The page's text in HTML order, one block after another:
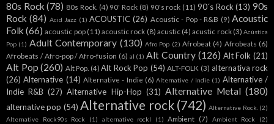
80s Rock (78) 80s Rock. (4) 90' Rock (8) 90's rock (11) 90´s Rock (13) 90s
Rock (84) Acid Jazz (1) ACOUSTIC (26) Acoustic - Pop - R&B (9) Acoustic
Folk (66) acoustic pop (11) acoustic rock (8) acustic (4) acustic rock (3) Acústica
Pop (1) Adult Contemporary (130) Afro Pop (2) Afrobeat (4) Afrobeats (6)
Afrobeats / Afro-pop / Afro-fusion (6) al (1) Alt Country (126) Alt Folk (21)
Alt Pop (260) Alt Pop. (4) Alt Rock Pop (54) ALT-FOLK (3) alternativa rock
(26) Alternative (14) Alternative - Indie (6) Alternative / Indie (1) Alternative /
Indie R&B (27) Alternative Hip-Hop (31) Alternative Metal (180)
alternative pop (54) Alternative rock (742) Alternative Rock. (2)
Alternative Rock90s Rock
(1) alternative rockl (1) Ambient (7) Ambient Rock (2)